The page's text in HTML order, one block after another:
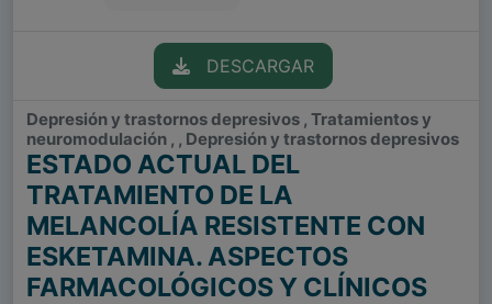
DESCARGAR
Depresión y trastornos depresivos , Tratamientos y
neuromodulación , , Depresión y trastornos depresivos
ESTADO ACTUAL DEL
TRATAMIENTO DE LA
MELANCOLÍA RESISTENTE CON
ESKETAMINA. ASPECTOS
FARMACOLÓGICOS Y CLÍNICOS